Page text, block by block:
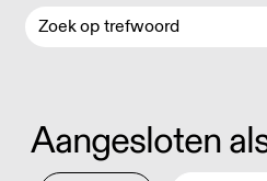
Aangesloten